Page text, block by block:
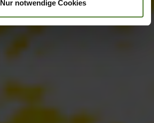
Nur notwendige Cookies